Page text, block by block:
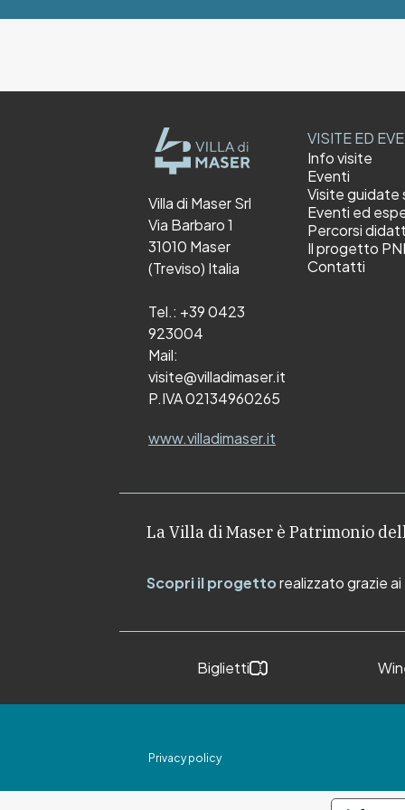
Villa di Maser Srl
Via Barbaro 1
31010 Maser
(Treviso) Italia
Tel.: +39 0423
923004
Mail:
visite@villadimaser.it
P.IVA 02134960265
www.villadimaser.it
VISITE ED
Info visite
Eventi
Visite guidate
Eventi ed
Percorsi
Il progetto
Contatti
La Villa di Maser è Patrimonio
Scopri il progettorealizzato grazie
Biglietti
Privacy policy